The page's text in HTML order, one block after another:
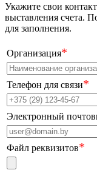
Укажите свои
выставления счета.
для заполнения.
Организация*
Телефон для связи*
Электронный
Файл реквизитов*